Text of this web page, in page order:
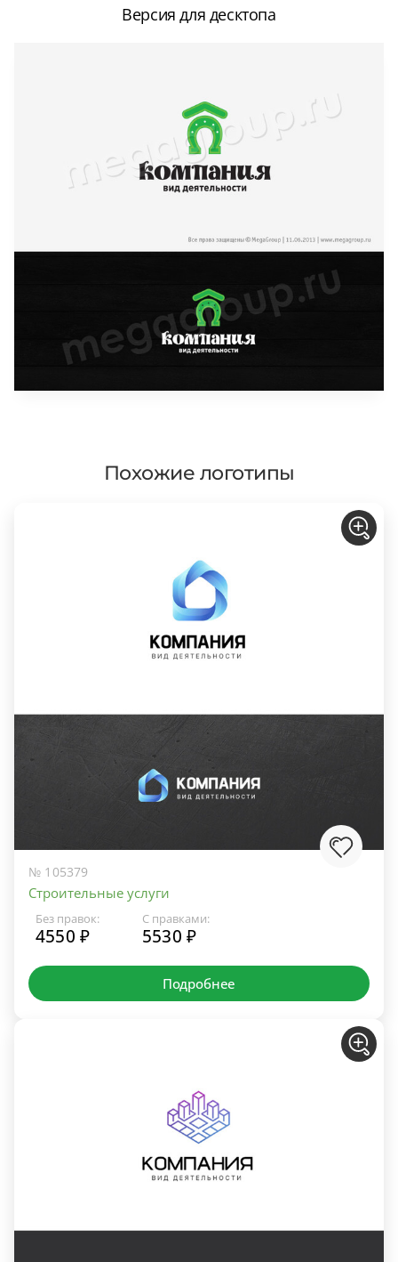
Версия для десктопа
Похожие логотипы
№ 105379
Строительные услуги
Без правок:
4550 ₽
С правками:
5530 ₽
Подробнее